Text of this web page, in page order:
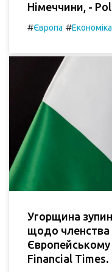
Німеччини, -
#Європа #Економіка
Угорщина
щодо членства
Financial Times.